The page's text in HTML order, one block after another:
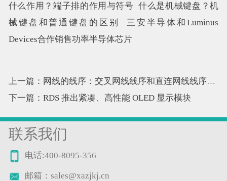
什么作用？端子排的作用与符号 什么是机械键盘？机
械键盘和普通键盘的区别
三安半导体和Luminus
Devices合作销售功率半导体芯片
上一篇：网线的线序：交叉网线线序和直连网线线序图解
下一篇：RDS 推出紧凑、高性能 OLED 显示模块
联系我们
电话:400-8095-356
邮箱：sales@xazjkj.cn